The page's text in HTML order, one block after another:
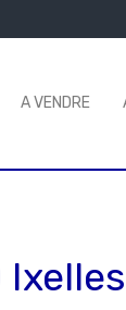
A VENDRE
Ixelles